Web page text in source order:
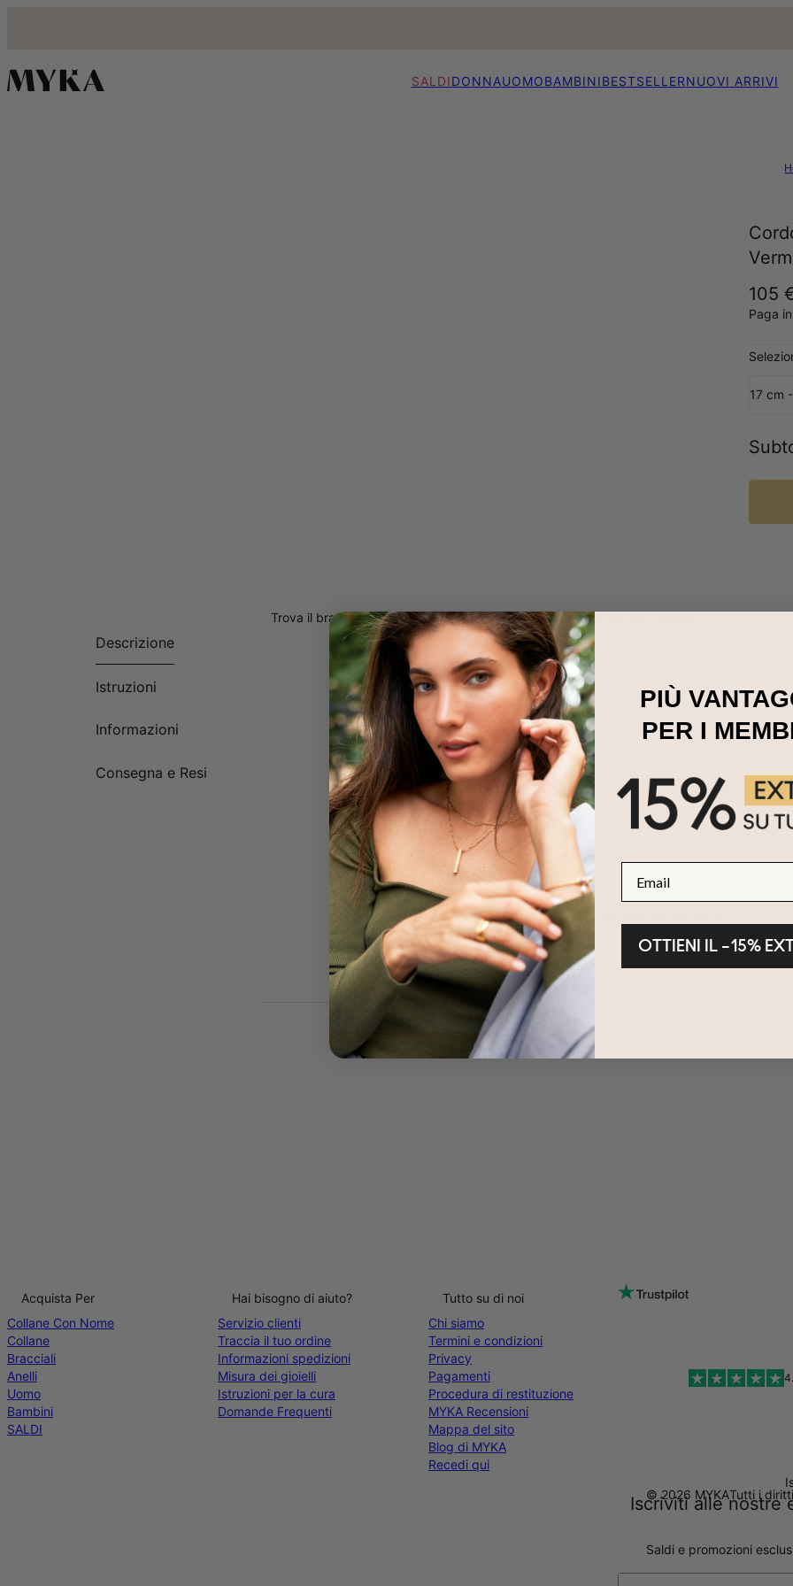
SALDIDONNAUOMOBAMBINIBESTSELLERNUOVI ARRIVI
105
Paga
17 cm
Descrizione
Istruzioni
Informazioni
Consegna e Resi
Trova il braccialetto perfetto da regalare a te stesso o alla persona amata.
Condividi i tuoi momenti MYKA
Iscriviti alle nostre
Saldi e promozioni
Acquista Per
Collane Con Nome
Collane
Bracciali
Anelli
Uomo
Bambini
SALDI
Hai bisogno di aiuto?
Servizio clienti
Traccia il tuo ordine
Informazioni spedizioni
Misura dei gioielli
Istruzioni per la cura
Domande Frequenti
Tutto su di noi
Chi siamo
Termini e condizioni
Privacy
Pagamenti
Procedura di restituzione
MYKA Recensioni
Mappa del sito
Blog di MYKA
Recedi qui
© 2026 MYKATutti i
PIÙ
PER I
OTTIENI IL –15%